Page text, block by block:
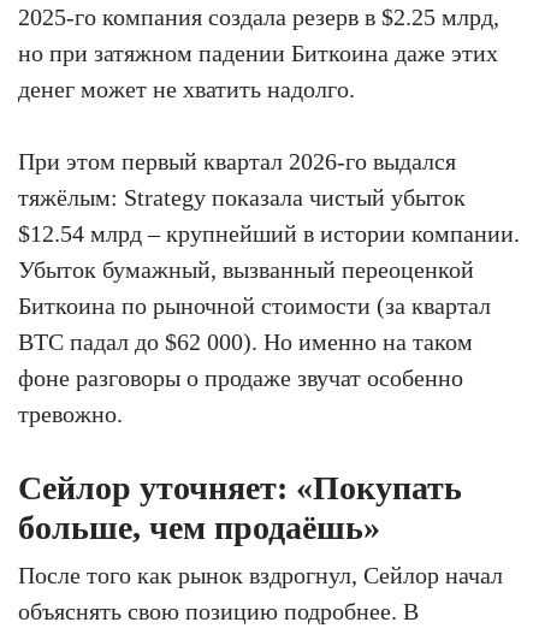
2025-го компания создала резерв в $2.25 млрд,
но при затяжном падении Биткоина даже этих
денег может не хватить надолго.
При этом первый квартал 2026-го выдался
тяжёлым: Strategy показала чистый убыток
$12.54 млрд – крупнейший в истории компании.
Убыток бумажный, вызванный переоценкой
Биткоина по рыночной стоимости (за квартал
BTC падал до $62 000). Но именно на таком
фоне разговоры о продаже звучат особенно
тревожно.
Сейлор уточняет: «Покупать
больше, чем продаёшь»
После того как рынок вздрогнул, Сейлор начал
объяснять свою позицию подробнее. В